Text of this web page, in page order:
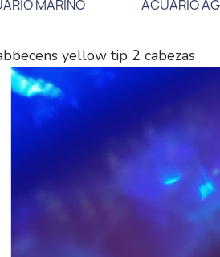
MARINO ACUARIO
yellow tip 2 cabezas